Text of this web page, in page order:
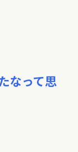
なって思